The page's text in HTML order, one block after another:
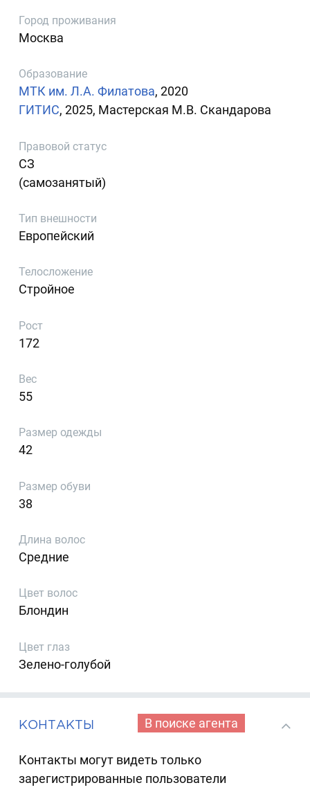
Город проживания
Москва
Образование
МТК им. Л.А. Филатова, 2020
ГИТИС, 2025, Мастерская М.В. Скандарова
Правовой статус
СЗ
(самозанятый)
Тип внешности
Европейский
Телосложение
Стройное
Рост
172
Вес
55
Размер одежды
42
Размер обуви
38
Длина волос
Средние
Цвет волос
Блондин
Цвет глаз
Зелено-голубой
КОНТАКТЫ В поиске агента
Контакты могут видеть только
зарегистрированные пользователи